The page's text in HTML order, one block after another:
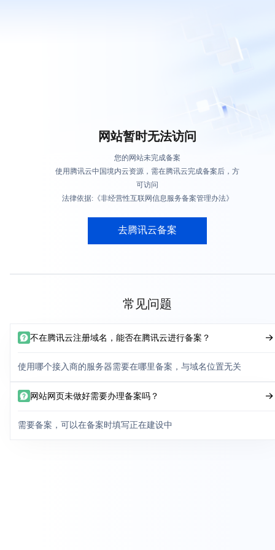
网站暂时无法访问
您的网站未完成备案
使用腾讯云中国境内云资源，需在腾讯云完成备案后，方
可访问
法律依据:《非经营性互联网信息服务备案管理办法》
去腾讯云备案
常见问题
不在腾讯云注册域名，能否在腾讯云进行备案？
使用哪个接入商的服务器需要在哪里备案，与域名位置无关
网站网页未做好需要办理备案吗？
需要备案，可以在备案时填写正在建设中